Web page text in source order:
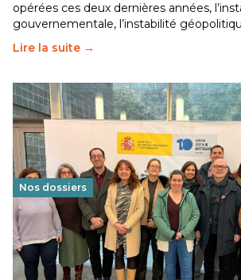
opérées ces deux dernières années,
gouvernementale, l’instabilité
Lire la suite →
Nos dossiers
Éducation au vivre-ensemble : un
franco-espagnol pour changer
29 juin 2026-National